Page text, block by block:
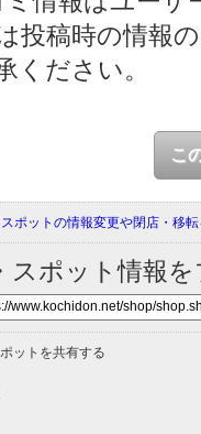
投稿時の情報
ください。
こ
スポットの情報変更や閉店・移
スポット情報
ットを共有する